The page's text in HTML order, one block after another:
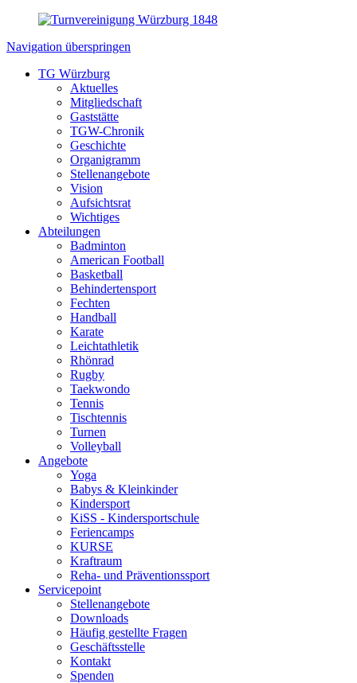
Navigation überspringen
TG Würzburg
Aktuelles
Mitgliedschaft
Gaststätte
TGW-Chronik
Geschichte
Organigramm
Stellenangebote
Vision
Aufsichtsrat
Wichtiges
Abteilungen
Badminton
American Football
Basketball
Behindertensport
Fechten
Handball
Karate
Leichtathletik
Rhönrad
Rugby
Taekwondo
Tennis
Tischtennis
Turnen
Volleyball
Angebote
Yoga
Babys & Kleinkinder
Kindersport
KiSS - Kindersportschule
Feriencamps
KURSE
Kraftraum
Reha- und Präventionssport
Servicepoint
Stellenangebote
Downloads
Häufig gestellte Fragen
Geschäftsstelle
Kontakt
Spenden